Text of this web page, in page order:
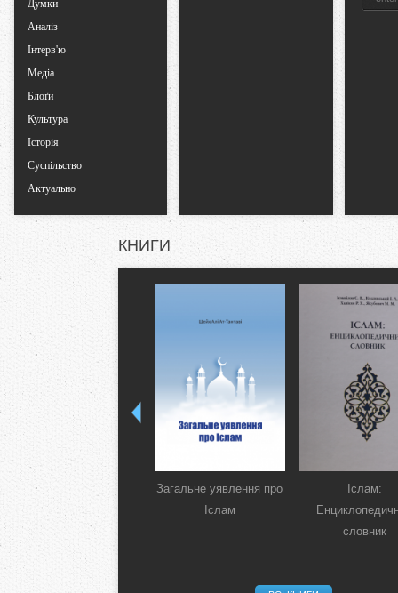
Думки
Аналіз
Інтерв'ю
Медіа
Блоґи
Культура
Історія
Суспільство
Актуально
КНИГИ
Загальне уявлення про
Іслам
Іслам:
словник